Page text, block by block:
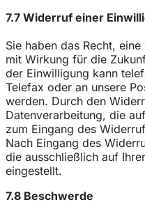
7.7 Widerruf einer
Sie haben das Recht,
mit Wirkung für die
der Einwilligung kann
Telefax oder an unsere
werden. Durch den
Datenverarbeitung, die
zum Eingang des
Nach Eingang des
die ausschließlich auf
eingestellt.
7.8 Beschwerde